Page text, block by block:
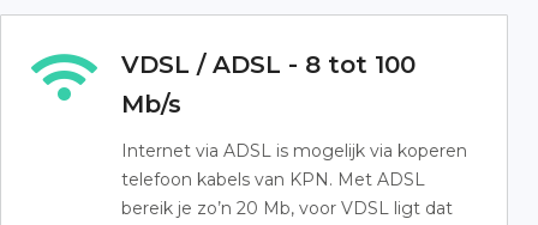
VDSL / ADSL - 8 tot 100
Mb/s
Internet via ADSL is mogelijk via koperen
telefoon kabels van KPN. Met ADSL
bereik je zo’n 20 Mb, voor VDSL ligt dat